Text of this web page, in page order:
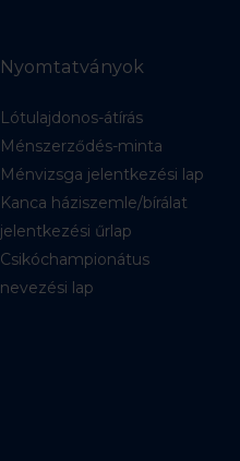
Nyomtatványok
Lótulajdonos-átírás
Ménszerződés-minta
Ménvizsga jelentkezési lap
Kanca háziszemle/bírálat
jelentkezési űrlap
Csikóchampionátus
nevezési lap